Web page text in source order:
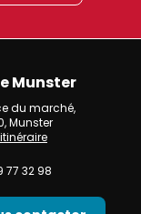
et de l’une
Munster
du marché,
,Munster
77 32 98